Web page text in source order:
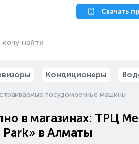
Скачать
Кондиционеры
посудомоечные машины
в магазинах: ТРЦ
Park» в Алматы